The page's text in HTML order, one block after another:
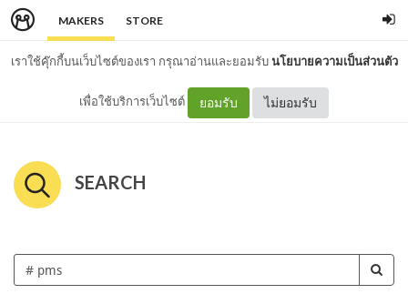
MAKERS STORE
เราใช้คุ๊กกี้บนเว็บไซต์ของเรา กรุณาอ่านและยอมรับนโยบายความเป็นส่วนตัว
เพื่อใช้บริการเว็บไซต์ ยอมรับ ไม่ยอมรับ
SEARCH